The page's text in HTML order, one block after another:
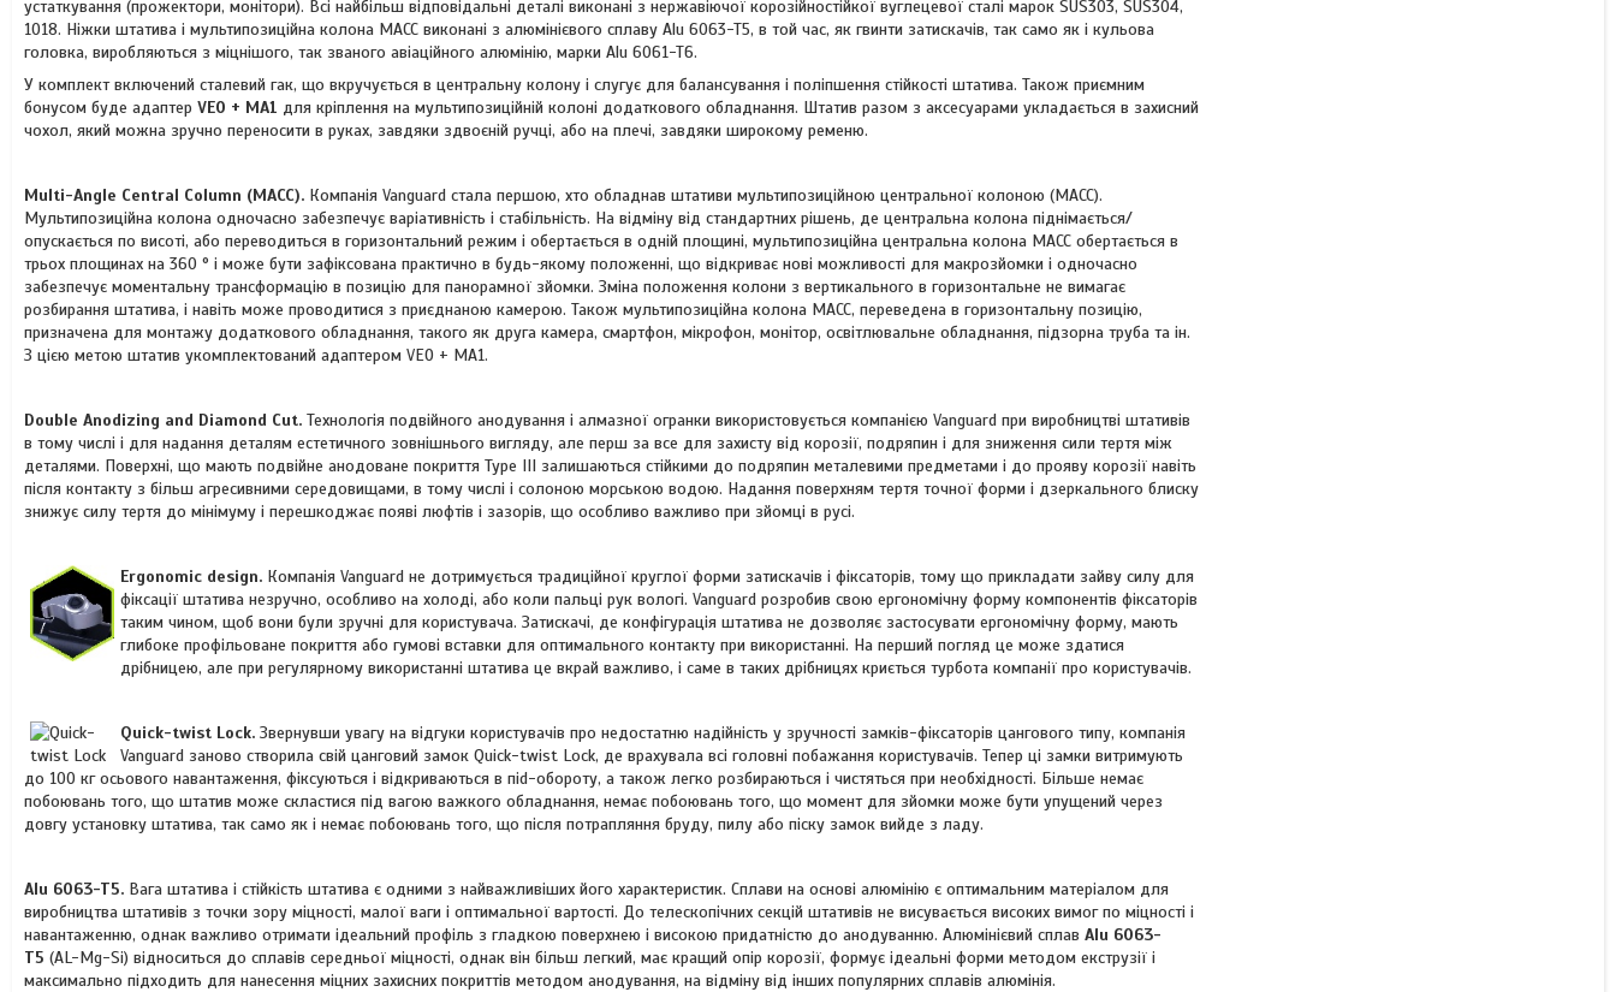
устаткування (прожектори, монітори). Всі найбільш відповідальні деталі виконані з нержавіючої корозійностійкої вуглецевої сталі марок SUS303, SUS304,
1018. Ніжки штатива і мультипозиційна колона MACC виконані з алюмінієвого сплаву Alu 6063-T5, в той час, як гвинти затискачів, так само як і кульова
головка, виробляються з міцнішого, так званого авіаційного алюмінію, марки Alu 6061-T6.
У комплект включений сталевий гак, що вкручується в центральну колону і слугує для балансування і поліпшення стійкості штатива. Також приємним
бонусом буде адаптер VEO + MA1 для кріплення на мультипозиційній колоні додаткового обладнання. Штатив разом з аксесуарами укладається в захисний
чохол, який можна зручно переносити в руках, завдяки здвоєній ручці, або на плечі, завдяки широкому ременю.
Multi-Angle Central Column (MACC). Компанія Vanguard стала першою, хто обладнав штативи мультипозиційною центральної колоною (MACC).
Мультипозиційна колона одночасно забезпечує варіативність і стабільність. На відміну від стандартних рішень, де центральна колона піднімається/
опускається по висоті, або переводиться в горизонтальний режим і обертається в одній площині, мультипозиційна центральна колона MACC обертається в
трьох площинах на 360 ° і може бути зафіксована практично в будь-якому положенні, що відкриває нові можливості для макрозйомки і одночасно
забезпечує моментальну трансформацію в позицію для панорамної зйомки. Зміна положення колони з вертикального в горизонтальне не вимагає
розбирання штатива, і навіть може проводитися з приєднаною камерою. Також мультипозиційна колона MACC, переведена в горизонтальну позицію,
призначена для монтажу додаткового обладнання, такого як друга камера, смартфон, мікрофон, монітор, освітлювальне обладнання, підзорна труба та ін.
З цією метою штатив укомплектований адаптером VEO + MA1.
Double Anodizing and Diamond Cut. Технологія подвійного анодування і алмазної огранки використовується компанією Vanguard при виробництві штативів
в тому числі і для надання деталям естетичного зовнішнього вигляду, але перш за все для захисту від корозії, подряпин і для зниження сили тертя між
деталями. Поверхні, що мають подвійне анодоване покриття Type III залишаються стійкими до подряпин металевими предметами і до прояву корозії навіть
після контакту з більш агресивними середовищами, в тому числі і солоною морською водою. Надання поверхням тертя точної форми і дзеркального блиску
знижує силу тертя до мінімуму і перешкоджає появі люфтів і зазорів, що особливо важливо при зйомці в русі.
Ergonomic design. Компанія Vanguard не дотримується традиційної круглої форми затискачів і фіксаторів, тому що прикладати зайву силу для
фіксації штатива незручно, особливо на холоді, або коли пальці рук вологі. Vanguard розробив свою ергономічну форму компонентів фіксаторів
таким чином, щоб вони були зручні для користувача. Затискачі, де конфігурація штатива не дозволяє застосувати ергономічну форму, мають
глибоке профільоване покриття або гумові вставки для оптимального контакту при використанні. На перший погляд це може здатися
дрібницею, але при регулярному використанні штатива це вкрай важливо, і саме в таких дрібницях криється турбота компанії про користувачів.
Quick-twist Lock. Звернувши увагу на відгуки користувачів про недостатню надійність у зручності замків-фіксаторів цангового типу, компанія
Vanguard заново створила свій цанговий замок Quick-twist Lock, де врахувала всі головні побажання користувачів. Тепер ці замки витримують
до 100 кг осьового навантаження, фіксуються і відкриваються в піd-обороту, а також легко розбираються і чистяться при необхідності. Більше немає
побоювань того, що штатив може скластися під вагою важкого обладнання, немає побоювань того, що момент для зйомки може бути упущений через
довгу установку штатива, так само як і немає побоювань того, що після потрапляння бруду, пилу або піску замок вийде з ладу.
Alu 6063-T5. Вага штатива і стійкість штатива є одними з найважливіших його характеристик. Сплави на основі алюмінію є оптимальним матеріалом для
виробництва штативів з точки зору міцності, малої ваги і оптимальної вартості. До телескопічних секцій штативів не висувається високих вимог по міцності і
навантаженню, однак важливо отримати ідеальний профіль з гладкою поверхнею і високою придатністю до анодуванню. Алюмінієвий сплав Alu 6063-
T5 (AL-Mg-Si) відноситься до сплавів середньої міцності, однак він більш легкий, має кращий опір корозії, формує ідеальні форми методом екструзії і
максимально підходить для нанесення міцних захисних покриттів методом анодування, на відміну від інших популярних сплавів алюмінія.